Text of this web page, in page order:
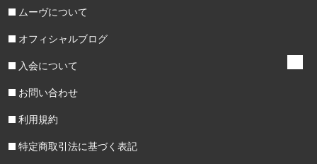
ムーヴについて
オフィシャルブログ
入会について
お問い合わせ
利用規約
特定商取引法に基づく表記